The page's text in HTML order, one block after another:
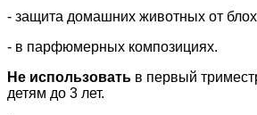
- защита домашних животных от блох
- в парфюмерных композициях.
Не использовать в первый
детям до 3 лет.